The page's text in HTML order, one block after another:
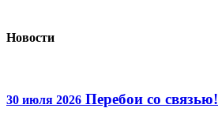
Новости
30 июля 2026 Перебои со связью!